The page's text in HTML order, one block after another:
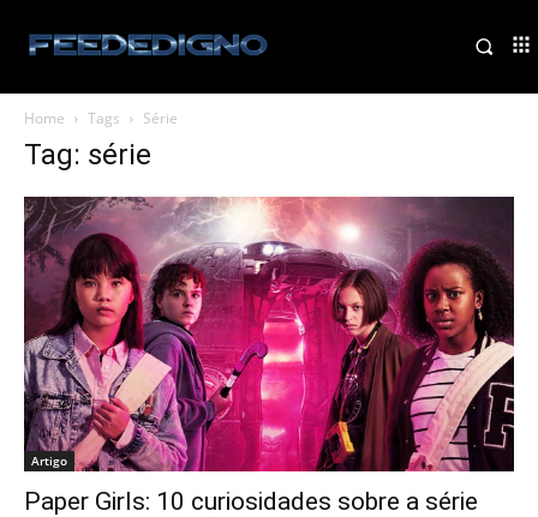
Home Tags Série
Tag: série
Artigo
Paper Girls: 10 curiosidades sobre a série